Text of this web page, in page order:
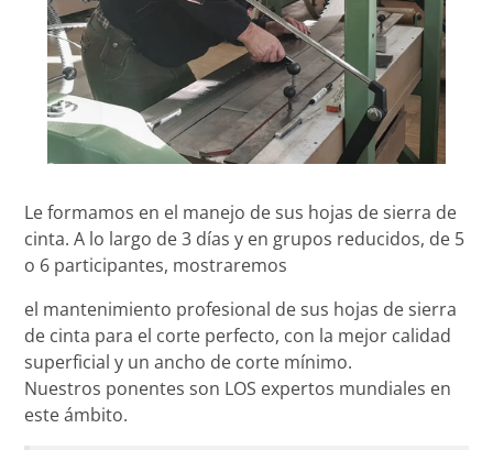
Le formamos en el manejo de sus hojas de sierra de
cinta. A lo largo de 3 días y en grupos reducidos, de 5
o 6 participantes, mostraremos
el mantenimiento profesional de sus hojas de sierra
de cinta para el corte perfecto, con la mejor calidad
superficial y un ancho de corte mínimo.
Nuestros ponentes son LOS expertos mundiales en
este ámbito.